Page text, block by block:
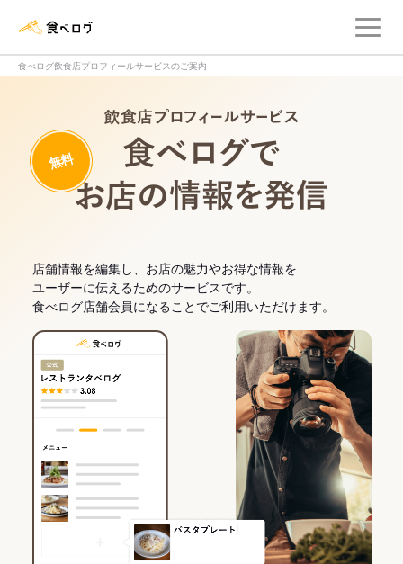
食べログ飲食店プロフィールサービスのご案内
無料
店舗情報を編集し、お店の魅力やお得な情報を
ユーザーに伝えるためのサービスです。
食べログ店舗会員になることでご利用いただけます。